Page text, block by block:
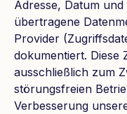
Adresse, Datum
übertragene
Provider
dokumentiert. Diese
ausschließlich zum
störungsfreien
Verbesserung